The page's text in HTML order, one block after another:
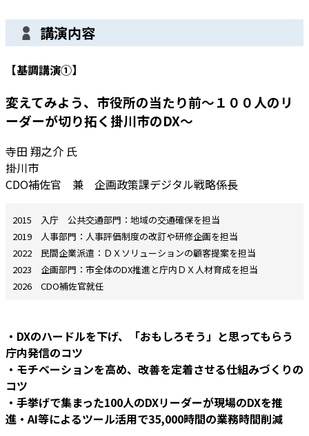
講演内容
【基調講演①】
変えてみよう、市役所の当たり前～１００人のリ
ーダーが切り拓く掛川市のDX～
寺田 翔之介 氏
掛川市
CDO補佐官 兼 企画政策課デジタル戦略係長
2015 入庁 公共交通部門：地域の交通確保を担当
2019 人事部門：人事評価制度の改訂や研修企画を担当
2022 民間企業派遣：ＤＸソリューションの顧客提案を担当
2023 企画部門：市全体のDX推進と庁内ＤＸ人材育成を担当
2026 CDO補佐官就任
・DXのハードルを下げ、「おもしろそう」と思ってもらう
庁内発信のコツ
・モチベーションを高め、改善を定着させる仕組みづくりの
コツ
・手挙げで集まった100人のDXリーダーが現場のDXを推
進 ・AI等によるツール活用で35,000時間の業務時間削減